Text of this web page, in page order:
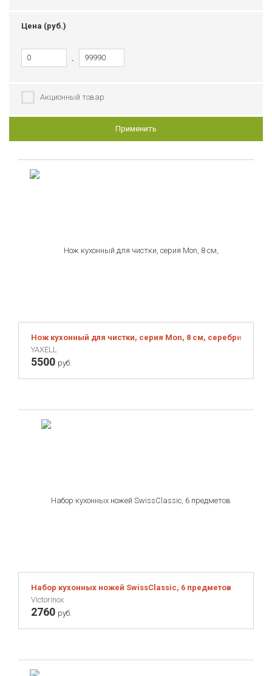
Legnoart
Opinel
Redecker
Swiss Diamond
Цена (руб.)
-
Акционный товар
Применить
Нож кухонный для чистки, серия Mon, 8 см, серебристый
YAXELL
5500 руб.
Набор кухонных ножей SwissClassic, 6 предметов
Victorinox
2760 руб.